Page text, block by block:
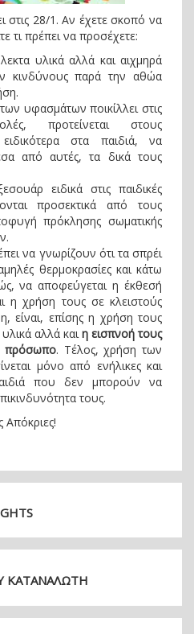
στις 28/1. Αν έχετε σκοπό να
τι πρέπει να προσέχετε:
υλικά αλλά και αιχμηρά
κινδύνους παρά την αθώα
υφασμάτων ποικίλλει στις
προτείνεται στους
στα παιδιά, να
από αυτές, τα δικά τους
ειδικά στις παιδικές
προσεκτικά από τους
πρόκλησης σωματικής
να γνωρίζουν ότι τα σπρέι
θερμοκρασίες και κάτω
να αποφεύγεται η έκθεσή
η χρήση τους σε κλειστούς
είναι, επίσης η χρήση τους
αλλά καιη εισπνοή τους
πρόσωπο. Τέλος, χρήση των
μόνο από ενήλικες και
που δεν μπορούν να
τους.
Απόκριες!
ΚΑΤΑΝΑΛΩΤΗ